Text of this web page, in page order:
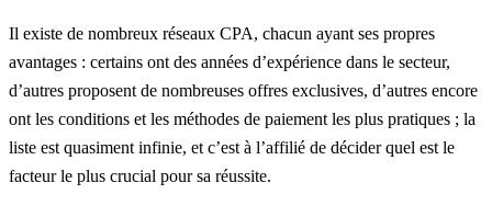
Il existe de nombreux réseaux CPA, chacun ayant ses propres
avantages : certains ont des années d’expérience dans le secteur,
d’autres proposent de nombreuses offres exclusives, d’autres encore
ont les conditions et les méthodes de paiement les plus pratiques ; la
liste est quasiment infinie, et c’est à l’affilié de décider quel est le
facteur le plus crucial pour sa réussite.